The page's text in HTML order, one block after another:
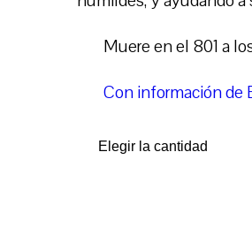
Muere en el 801 a
Con información de